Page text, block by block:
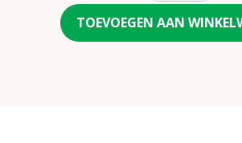
TOEVOEGEN AAN